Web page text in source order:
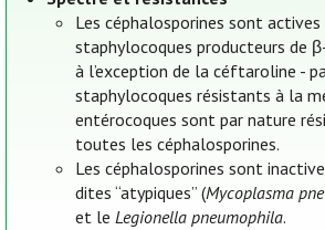
Les céphalosporines sont actives
staphylocoques producteurs de
à l’exception de la céftaroline -
staphylocoques résistants à la
entérocoques sont par nature
toutes les céphalosporines.
Les céphalosporines sont
dites “atypiques” (Mycoplasma
et leLegionella pneumophila.